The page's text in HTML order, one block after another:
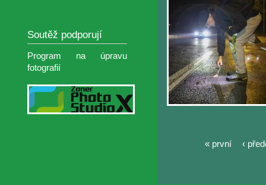
Soutěž podporují
Program na úpravu
fotografií
« první ‹